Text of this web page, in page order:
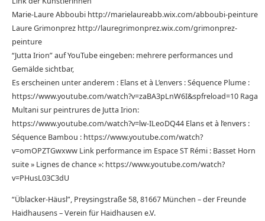
Marie-Laure Abboubi http://marielaureabb.wix.com/abboubi-peinture
Laure Grimonprez http://lauregrimonprez.wix.com/grimonprez-
peinture
“Jutta Irion” auf YouTube eingeben: mehrere performances und
Gemälde sichtbar,
Es erscheinen unter anderem : Elans et à L’envers : Séquence Plume :
https://www.youtube.com/watch?v=zaBA3pLnW6I&spfreload=10 Raga
Multani sur peintrures de Jutta Irion:
https://www.youtube.com/watch?v=lw-ILeoDQ44 Elans et à l’envers :
Séquence Bambou : https://www.youtube.com/watch?
v=omOPZTGwxww Link performance im Espace ST Rémi : Basset Horn
suite » Lignes de chance »: https://www.youtube.com/watch?
v=PHusL03C3dU
“Üblacker-Häusl”, Preysingstraße 58, 81667 München – der Freunde
Haidhausens – Verein für Haidhausen e.V.